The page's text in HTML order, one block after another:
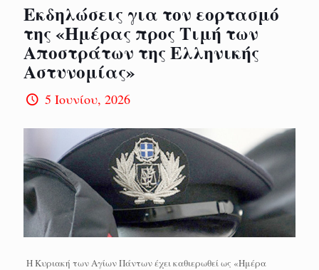
Εκδηλώσεις για τον εορτασμό
της «Ημέρας προς Τιμή των
Αποστράτων της Ελληνικής
Αστυνομίας»
5 Ιουνίου, 2026
Η Κυριακή των Αγίων Πάντων έχει καθιερωθεί ως «Ημέρα